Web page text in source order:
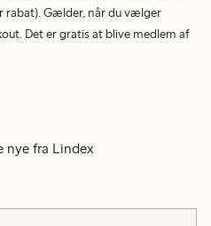
rabat). Gælder, når du vælger
Det er gratis at blive medlem af
nye fra Lindex